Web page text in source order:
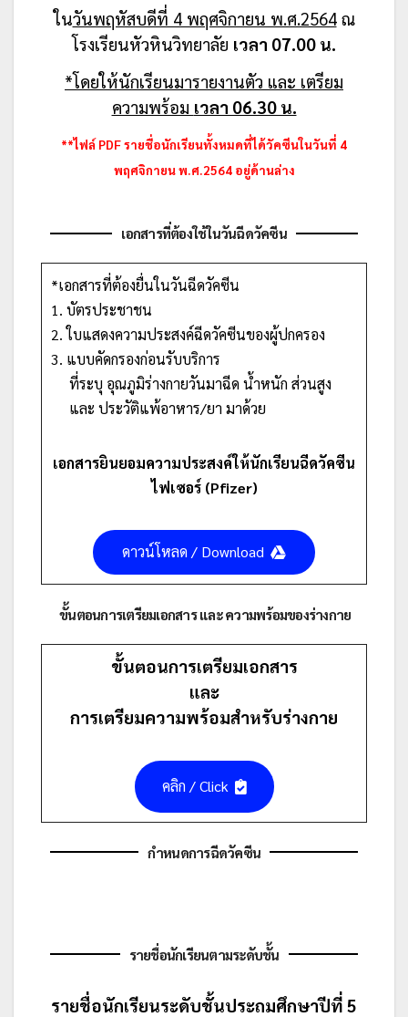
ในวันพฤหัสบดีที่ 4 พฤศจิกายน พ.ศ.2564ณ
โรงเรียนหัวหินวิทยาลัย เวลา 07.00 น.
*โดยให้นักเรียนมารายงานตัว และ เตรียม
ความพร้อม เวลา 06.30 น.
**ไฟล์ PDF รายชื่อนักเรียนทั้งหมดที่ได้วัคซีนในวันที่ 4
พฤศจิกายน พ.ศ.2564 อยู่ด้านล่าง
เอกสารที่ต้องใช้ในวันฉีดวัคซีน
*เอกสารที่ต้องยื่นในวันฉีดวัคซีน
1. บัตรประชาชน
2. ใบแสดงความประสงค์ฉีดวัคซีนของผู้ปกครอง
3. แบบคัดกรองก่อนรับบริการ
ที่ระบุ อุณภูมิร่างกายวันมาฉีด น้ำหนัก ส่วนสูง
และ ประวัติแพ้อาหาร/ยา มาด้วย
เอกสารยินยอมความประสงค์ให้นักเรียนฉีดวัคซีน
ไฟเซอร์ (Pfizer)
ดาวน์โหลด / Download
ขั้นตอนการเตรียมเอกสาร และ ความพร้อมของร่างกาย
ขั้นตอนการเตรียมเอกสาร
และ
การเตรียมความพร้อมสำหรับร่างกาย
คลิก / Click
กำหนดการฉีดวัคซีน
รายชื่อนักเรียนตามระดับชั้น
รายชื่อนักเรียนระดับชั้นประถมศึกษาปีที่ 5